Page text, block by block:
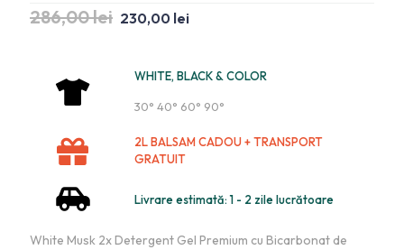
286,00lei 230,00 lei
WHITE, BLACK & COLOR
30° 40° 60° 90°
2L BALSAM CADOU + TRANSPORT
GRATUIT
Livrare estimată: 1 - 2 zile lucrătoare
White Musk 2x Detergent Gel Premium cu Bicarbonat de